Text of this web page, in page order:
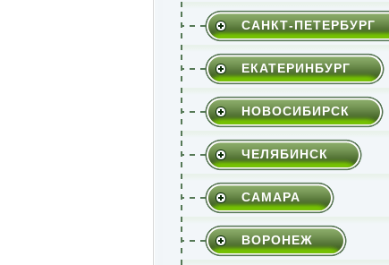
САНКТ-ПЕТЕРБУРГ
ЕКАТЕРИНБУРГ
НОВОСИБИРСК
ЧЕЛЯБИНСК
САМАРА
ВОРОНЕЖ